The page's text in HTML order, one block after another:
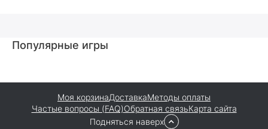
Популярные игры
Моя корзинаДоставкаМетоды оплаты
Частые вопросы (FAQ)Обратная связьКарта сайта
Подняться наверх